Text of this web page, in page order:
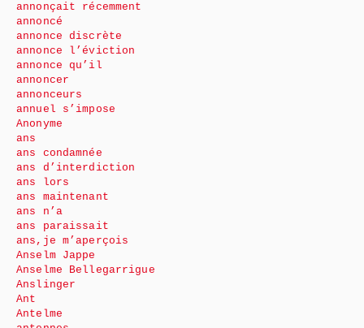
annonçait récemment
annoncé
annonce discrète
annonce l’éviction
annonce qu’il
annoncer
annonceurs
annuel s’impose
Anonyme
ans
ans condamnée
ans d’interdiction
ans lors
ans maintenant
ans n’a
ans paraissait
ans,je m’aperçois
Anselm Jappe
Anselme Bellegarrigue
Anslinger
Ant
Antelme